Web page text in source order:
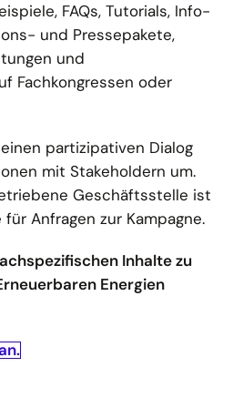
FAQs, Tutorials, Info-
und Pressepakete,
und
Fachkongressen oder
partizipativen Dialog
mit Stakeholdern um.
Geschäftsstelle ist
Anfragen zur Kampagne.
Inhalte zu
Energien